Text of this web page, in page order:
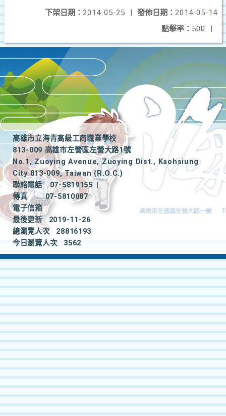
發佈日期： 2014-05-14
下架日期： 2014-05-25
|
點擊率： 500 |
高雄市立海青高級工商職業學校
813-009 高雄市左營區左營大路1號
No.1, Zuoying Avenue, Zuoying Dist., Kaohsiung
City 813-009, Taiwan (R.O.C.)
聯絡電話
07-5819155
|
傳真
07-5810087
電子信箱
最後更新
2019-11-26
總瀏覽人次
28816193
今日瀏覽人次
3562